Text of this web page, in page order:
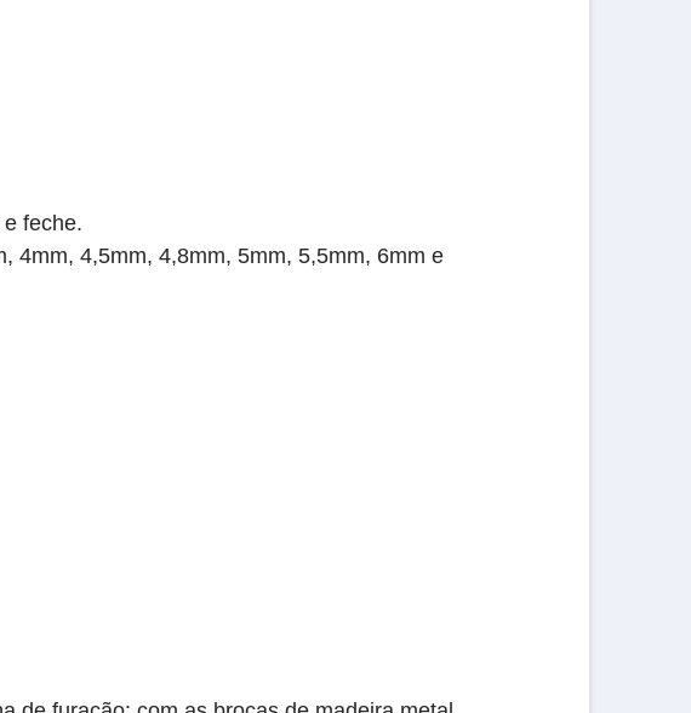
feche.
4mm, 4,5mm, 4,8mm, 5mm, 5,5mm, 6mm e